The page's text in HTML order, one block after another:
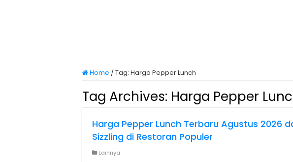
Home /Tag: Harga Pepper Lunch
Tag Archives: Harga Pepper
Harga Pepper Lunch Terbaru Agustus 2026
Sizzling di Restoran Populer
Lainnya